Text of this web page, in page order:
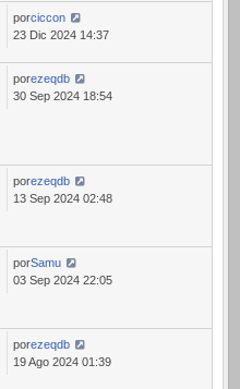
porciccon
23 Dic 2024 14:37
porezeqdb
30 Sep 2024 18:54
porezeqdb
13 Sep 2024 02:48
porSamu
03 Sep 2024 22:05
porezeqdb
19 Ago 2024 01:39